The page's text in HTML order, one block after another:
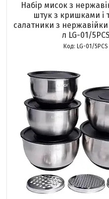
Набір мисок з
штук з кришками і
салатники з
л LG-01/5PCS
LG-01/5PCS